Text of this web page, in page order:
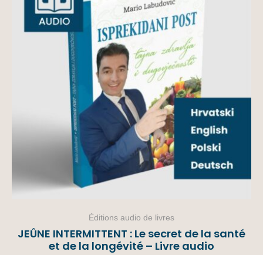
Éditions audio de livres
JEÛNE INTERMITTENT : Le secret de la santé
et de la longévité – Livre audio